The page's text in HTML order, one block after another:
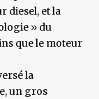
diesel, et la
» du
que le moteur
la
un gros